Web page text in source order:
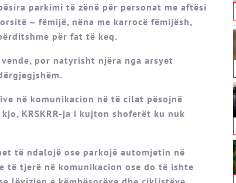
parkimi të zënë për personat me aftësi
– fëmijë, nëna me karrocë fëmijësh,
për fat të keq.
por natyrisht njëra nga arsyet
në komunikacion në të cilat pësojnë
KRSKRR-ja i kujton shoferët ku nuk
të ndalojë ose parkojë automjetin në
të tjerë në komunikacion ose do të ishte